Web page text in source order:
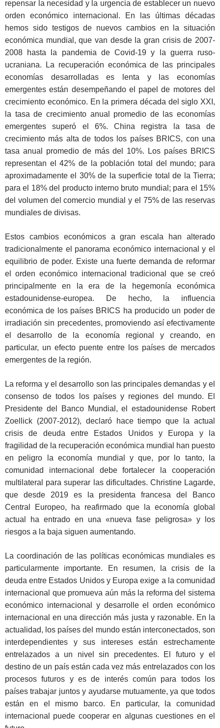
repensar la necesidad y la urgencia de establecer un nuevo
orden económico internacional. En las últimas décadas
hemos sido testigos de nuevos cambios en la situación
económica mundial, que van desde la gran crisis de 2007-
2008 hasta la pandemia de Covid-19 y la guerra ruso-
ucraniana. La recuperación económica de las principales
economías desarrolladas es lenta y las economías
emergentes están desempeñando el papel de motores del
crecimiento económico. En la primera década del siglo XXI,
la tasa de crecimiento anual promedio de las economías
emergentes superó el 6%. China registra la tasa de
crecimiento más alta de todos los países BRICS, con una
tasa anual promedio de más del 10%. Los países BRICS
representan el 42% de la población total del mundo; para
aproximadamente el 30% de la superficie total de la Tierra;
para el 18% del producto interno bruto mundial; para el 15%
del volumen del comercio mundial y el 75% de las reservas
mundiales de divisas.
Estos cambios económicos a gran escala han alterado
tradicionalmente el panorama económico internacional y el
equilibrio de poder. Existe una fuerte demanda de reformar
el orden económico internacional tradicional que se creó
principalmente en la era de la hegemonía económica
estadounidense-europea. De hecho, la influencia
económica de los países BRICS ha producido un poder de
irradiación sin precedentes, promoviendo así efectivamente
el desarrollo de la economía regional y creando, en
particular, un efecto puente entre los países de mercados
emergentes de la región.
La reforma y el desarrollo son las principales demandas y el
consenso de todos los países y regiones del mundo. El
Presidente del Banco Mundial, el estadounidense Robert
Zoellick (2007-2012), declaró hace tiempo que la actual
crisis de deuda entre Estados Unidos y Europa y la
fragilidad de la recuperación económica mundial han puesto
en peligro la economía mundial y que, por lo tanto, la
comunidad internacional debe fortalecer la cooperación
multilateral para superar las dificultades. Christine Lagarde,
que desde 2019 es la presidenta francesa del Banco
Central Europeo, ha reafirmado que la economía global
actual ha entrado en una «nueva fase peligrosa» y los
riesgos a la baja siguen aumentando.
La coordinación de las políticas económicas mundiales es
particularmente importante. En resumen, la crisis de la
deuda entre Estados Unidos y Europa exige a la comunidad
internacional que promueva aún más la reforma del sistema
económico internacional y desarrolle el orden económico
internacional en una dirección más justa y razonable. En la
actualidad, los países del mundo están interconectados, son
interdependientes y sus intereses están estrechamente
entrelazados a un nivel sin precedentes. El futuro y el
destino de un país están cada vez más entrelazados con los
procesos futuros y es de interés común para todos los
países trabajar juntos y ayudarse mutuamente, ya que todos
están en el mismo barco. En particular, la comunidad
internacional puede cooperar en algunas cuestiones en el